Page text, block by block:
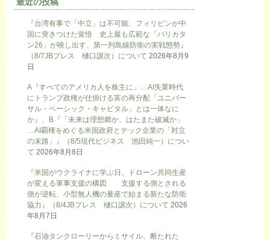
『台湾有事で「中立」は不可能、フィリピンが中
国に突きつけた覚悟 史上最も広範な「バリカタ
ン26」が映し出す、第一列島線防衛の実戦態勢』
（8/7JBプレス 樋口譲次）について 2026年8月9
日
A『すべてのアメリカ人を株主に」…AI失業時代
にトランプ政権が仕掛ける富の再分配「ユニバー
サル・ベーシック・キャピタル」とは一体なに
か』、B『「未来は理想郷か、はたまた破滅か」
…AI覇権をめぐる米国政府とテック企業の「対立
の末路」』（8/5現代ビジネス 池田純一）につい
て 2026年8月8日
『米国がウクライナに学ぶ日、ドローン共同生産
が変える軍事支援の構図 支援する側とされる
側が逆転、小型無人機の量産で始まる新たな防衛
協力』（8/4JBプレス 樋口譲次）について 2026
年8月7日
『石油タンクローリーからミサイル、断たれた